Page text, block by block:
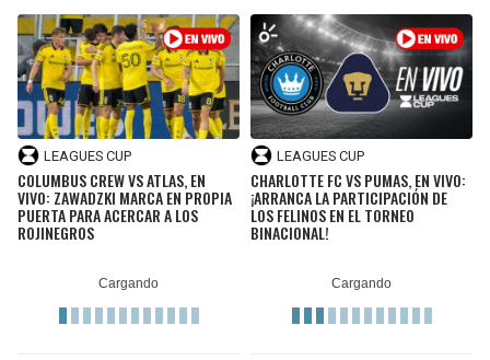
LEAGUES CUP
COLUMBUS CREW VS ATLAS, EN
VIVO: ZAWADZKI MARCA EN PROPIA
PUERTA PARA ACERCAR A LOS
ROJINEGROS
LEAGUES CUP
CHARLOTTE FC VS PUMAS, EN VIVO:
¡ARRANCA LA PARTICIPACIÓN DE
LOS FELINOS EN EL TORNEO
BINACIONAL!